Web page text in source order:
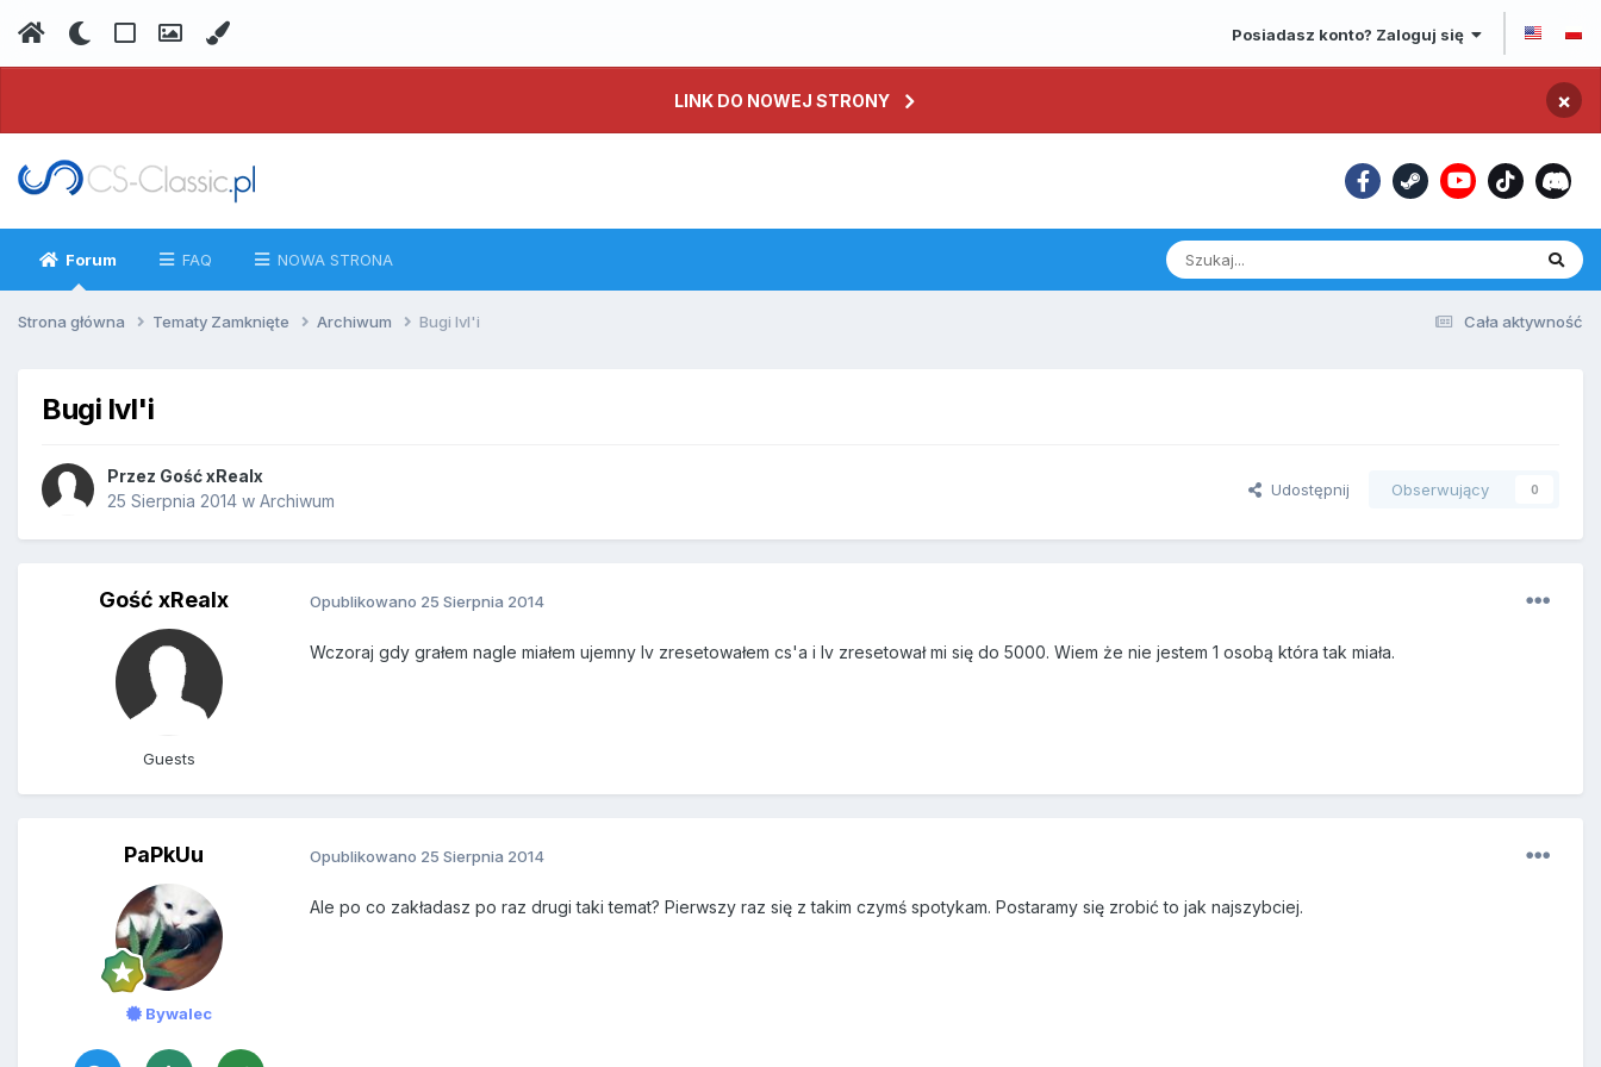
Posiadasz konto? Zaloguj się
LINK DO NOWEJ STRONY ×
Forum FAQ NOWA STRONA
Cała aktywność
Strona główna Tematy Zamknięte Archiwum Bugi lvl'i
Bugi lvl'i
Przez Gość xRealx
25 Sierpnia 2014 w Archiwum
Udostępnij Obserwujący 0
Gość xRealx
Guests
Opublikowano 25 Sierpnia 2014
Wczoraj gdy grałem nagle miałem ujemny lv zresetowałem cs'a i lv zresetował mi się do 5000. Wiem że nie jestem 1 osobą która tak miała.
PaPkUu
Bywalec
Opublikowano 25 Sierpnia 2014
Ale po co zakładasz po raz drugi taki temat? Pierwszy raz się z takim czymś spotykam. Postaramy się zrobić to jak najszybciej.